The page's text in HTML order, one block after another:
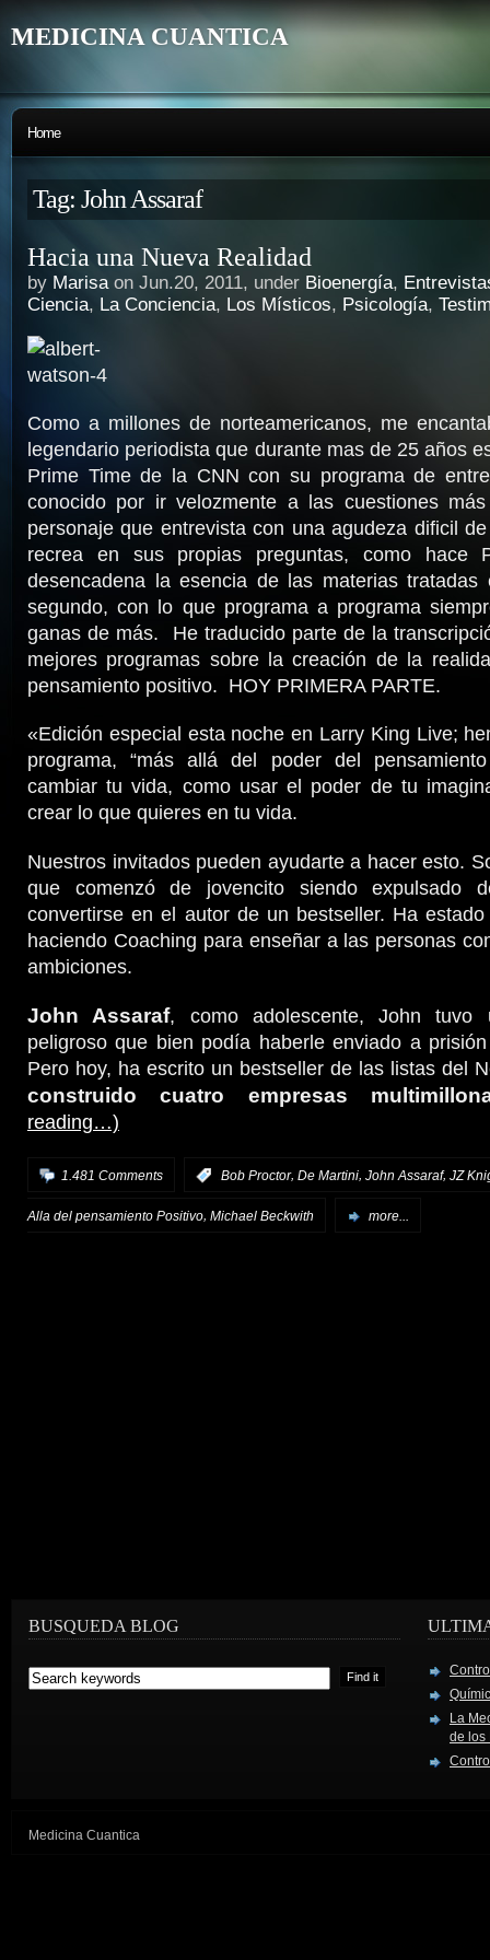
MEDICINA CUANTICA
Home
Tag: John Assaraf
Hacia una Nueva Realidad
by Marisaon Jun.20, 2011, under Bioenergía,
Ciencia, La Conciencia, Los Místicos, Psicología,
Como a millones de norteamericanos, me
legendario periodista que durante mas de 25 años
Prime Time de la CNN con su programa de
conocido por ir velozmente a las cuestiones
personaje que entrevista con una agudeza dificil
recrea en sus propias preguntas, como hace
desencadena la esencia de las materias tratadas
segundo, con lo que programa a programa
ganas de más. He traducido parte de la
mejores programas sobre la creación de la
pensamiento positivo. HOY PRIMERA PARTE.
«Edición especial esta noche en Larry King Live;
programa, “más allá del poder del
cambiar tu vida, como usar el poder de tu
crear lo que quieres en tu vida.
Nuestros invitados pueden ayudarte a hacer esto.
que comenzó de jovencito siendo expulsado
convertirse en el autor de un bestseller. Ha
haciendo Coaching para enseñar a las personas
ambiciones.
John Assaraf, como adolescente, John tuvo
peligroso que bien podía haberle enviado a
Pero hoy, ha escrito un bestseller de las listas del
construido cuatro empresas
reading…)
1.481 Comments Bob Proctor, De Martini, John Assaraf, JZ
Alla del pensamiento Positivo, Michael Beckwith more...
BUSQUEDA BLOG
La
de los
Medicina Cuantica